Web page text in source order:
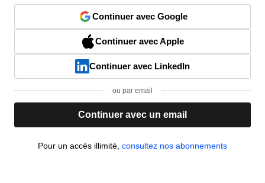
Continuer avec Google
Continuer avec Apple
Continuer avec LinkedIn
ou par email
Continuer avec un email
Pour un accès illimité, consultez nos abonnements